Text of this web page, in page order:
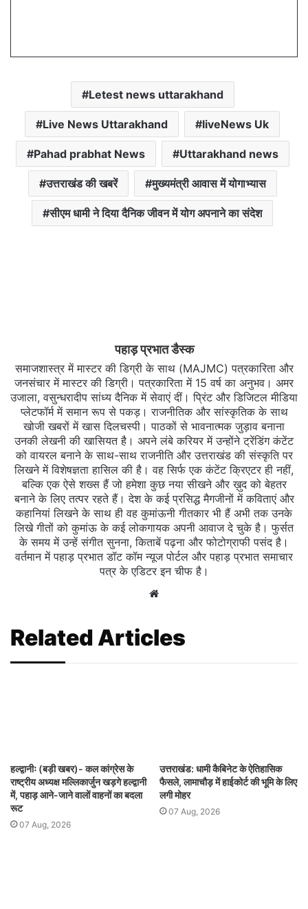
Letest news uttarakhand
Live News Uttarakhand liveNews Uk
Pahad prabhat News Uttarakhand news
उत्तराखंड की खबरें मुख्यमंत्री आवास में योगाभ्यास
सीएम धामी ने दिया दैनिक जीवन में योग अपनाने का संदेश
पहाड़ प्रभात डैस्क
समाजशास्त्र में मास्टर की डिग्री के साथ (MAJMC) पत्रकारिता और
जनसंचार में मास्टर की डिग्री। पत्रकारिता में 15 वर्ष का अनुभव। अमर
उजाला, वसुन्धरादीप सांध्य दैनिक में सेवाएं दीं। प्रिंट और डिजिटल मीडिया
प्लेटफॉर्म में समान रूप से पकड़। राजनीतिक और सांस्कृतिक के साथ
खोजी खबरों में खास दिलचस्‍पी। पाठकों से भावनात्मक जुड़ाव बनाना
उनकी लेखनी की खासियत है। अपने लंबे करियर में उन्होंने ट्रेंडिंग कंटेंट
को वायरल बनाने के साथ-साथ राजनीति और उत्तराखंड की संस्कृति पर
लिखने में विशेषज्ञता हासिल की है। वह सिर्फ एक कंटेंट क्रिएटर ही नहीं,
बल्कि एक ऐसे शख्स हैं जो हमेशा कुछ नया सीखने और ख़ुद को बेहतर
बनाने के लिए तत्पर रहते हैं। देश के कई प्रसिद्ध मैगजीनों में कविताएं और
कहानियां लिखने के साथ ही वह कुमांऊनी गीतकार भी हैं अभी तक उनके
लिखे गीतों को कुमांऊ के कई लोकगायक अपनी आवाज दे चुके है। फुर्सत
के समय में उन्हें संगीत सुनना, किताबें पढ़ना और फोटोग्राफी पसंद है।
वर्तमान में पहाड़ प्रभात डॉट कॉम न्यूज पोर्टल और पहाड़ प्रभात समाचार
पत्र के एडिटर इन चीफ है।
Website
Related Articles
हल्द्वानीः (बड़ी खबर)- कल कांग्रेस के
राष्ट्रीय अध्यक्ष मल्लिकार्जुन खड़गे हल्द्वानी
में, पहाड़ आने-जाने वालों वाहनों का बदला
रूट
07 Aug, 2026
उत्तराखंड: धामी कैबिनेट के ऐतिहासिक
फैसले, लामाचौड़ में हाईकोर्ट की भूमि के लिए
लगी मोहर
07 Aug, 2026